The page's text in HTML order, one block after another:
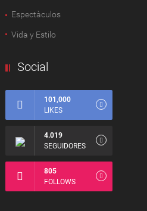
Espectàculos
Vida y Estilo
Social
101,000
LIKES
4.019
SEGUIDORES
805
FOLLOWS